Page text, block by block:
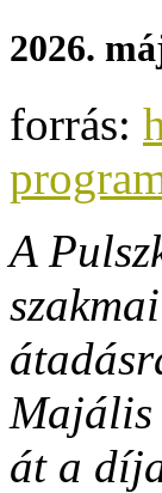
2026.
forrás:
A
Majális
át a